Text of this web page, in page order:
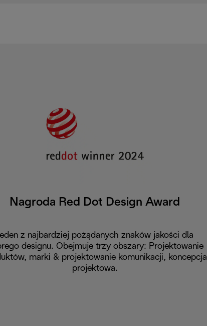
Nagroda Red Dot Design Award
z najbardziej pożądanych znaków jakości dla
designu. Obejmuje trzy obszary: Projektowanie
marki & projektowanie komunikacji, koncepcja
projektowa.